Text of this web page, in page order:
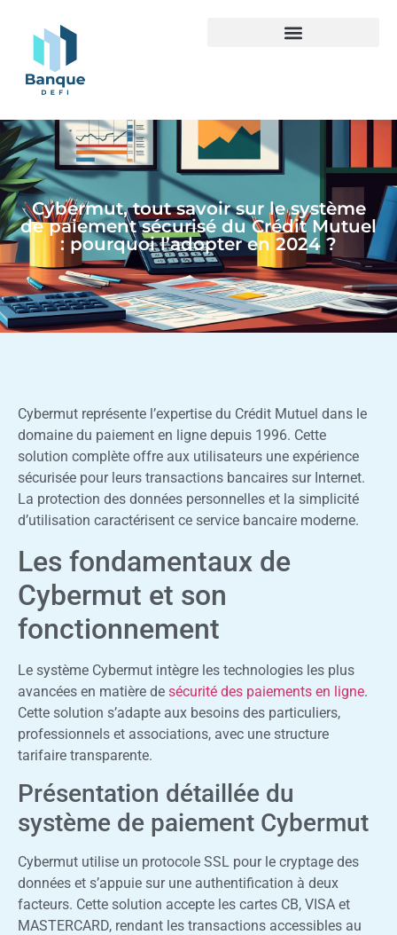
Cybermut, tout savoir sur le système
de paiement sécurisé du Crédit Mutuel
: pourquoi l’adopter en 2024 ?
Cybermut représente l’expertise du Crédit Mutuel dans le
domaine du paiement en ligne depuis 1996. Cette
solution complète offre aux utilisateurs une expérience
sécurisée pour leurs transactions bancaires sur Internet.
La protection des données personnelles et la simplicité
d’utilisation caractérisent ce service bancaire moderne.
Les fondamentaux de
Cybermut et son
fonctionnement
Le système Cybermut intègre les technologies les plus
avancées en matière de sécurité des paiements en ligne.
Cette solution s’adapte aux besoins des particuliers,
professionnels et associations, avec une structure
tarifaire transparente.
Présentation détaillée du
système de paiement Cybermut
Cybermut utilise un protocole SSL pour le cryptage des
données et s’appuie sur une authentification à deux
facteurs. Cette solution accepte les cartes CB, VISA et
MASTERCARD, rendant les transactions accessibles au